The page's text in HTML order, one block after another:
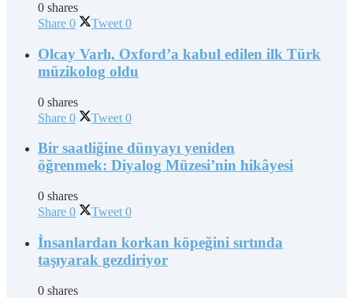
0 shares
Share 0 Tweet 0
Olcay Varlı, Oxford’a kabul edilen ilk Türk
müzikolog oldu
0 shares
Share 0 Tweet 0
Bir saatliğine dünyayı yeniden
öğrenmek: Diyalog Müzesi’nin hikâyesi
0 shares
Share 0 Tweet 0
İnsanlardan korkan köpeğini sırtında
taşıyarak gezdiriyor
0 shares